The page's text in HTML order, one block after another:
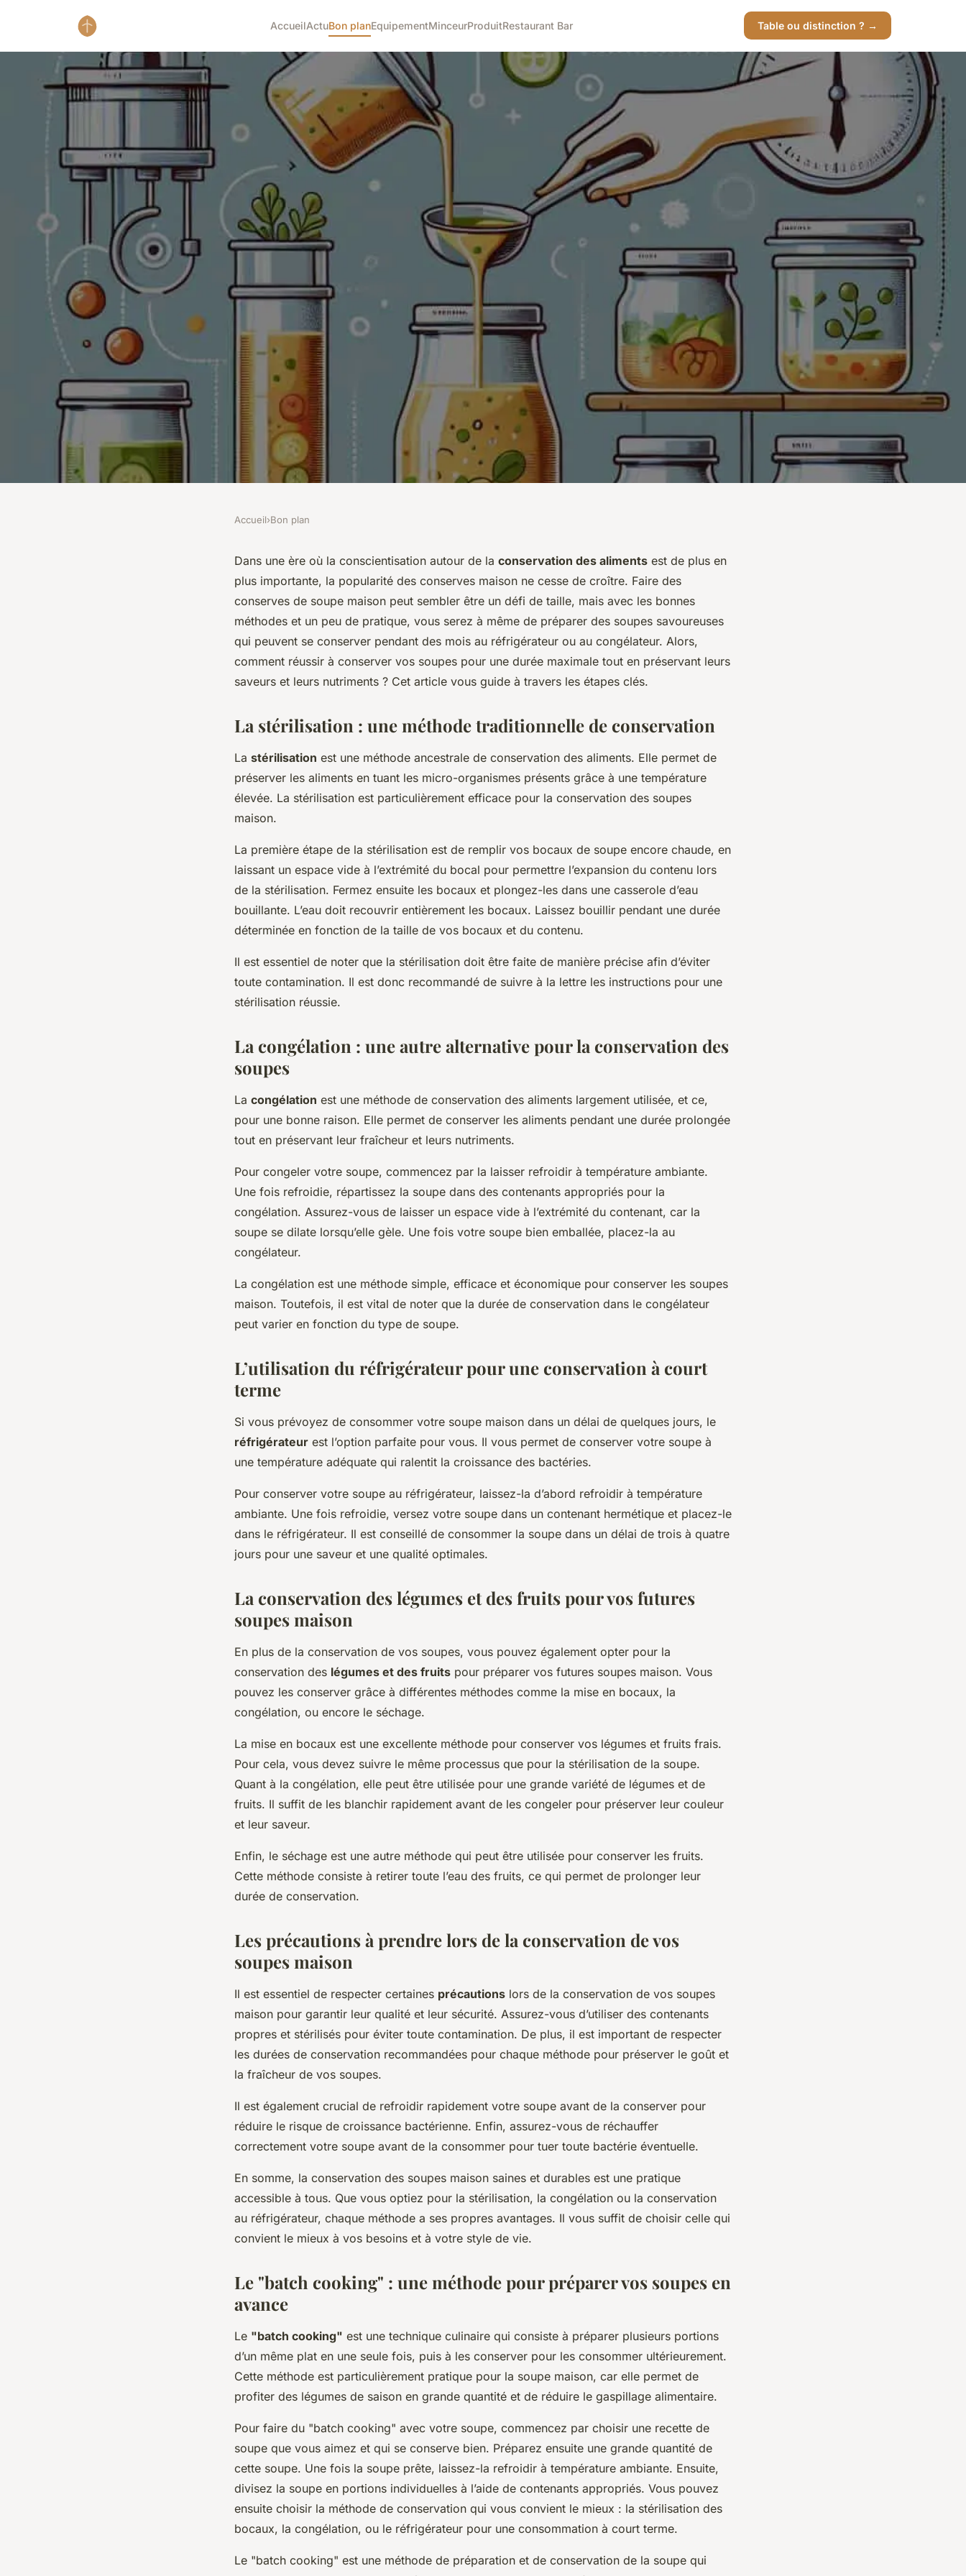
AccueilActuBon planEquipementMinceurProduitRestaurant Bar Table ou distinction ? →
Quelle méthode adopter pour faire des
conserves de soupe maison saines et
Accueil›Bon plan
Dans une ère où la conscientisation autour de la conservation des aliments est de plus en
plus importante, la popularité des conserves maison ne cesse de croître. Faire des
conserves de soupe maison peut sembler être un défi de taille, mais avec les bonnes
méthodes et un peu de pratique, vous serez à même de préparer des soupes savoureuses
qui peuvent se conserver pendant des mois au réfrigérateur ou au congélateur. Alors,
comment réussir à conserver vos soupes pour une durée maximale tout en préservant leurs
saveurs et leurs nutriments ? Cet article vous guide à travers les étapes clés.
La stérilisation : une méthode traditionnelle de conservation
La stérilisation est une méthode ancestrale de conservation des aliments. Elle permet de
préserver les aliments en tuant les micro-organismes présents grâce à une température
élevée. La stérilisation est particulièrement efficace pour la conservation des soupes
maison.
La première étape de la stérilisation est de remplir vos bocaux de soupe encore chaude, en
laissant un espace vide à l’extrémité du bocal pour permettre l’expansion du contenu lors
de la stérilisation. Fermez ensuite les bocaux et plongez-les dans une casserole d’eau
bouillante. L’eau doit recouvrir entièrement les bocaux. Laissez bouillir pendant une durée
déterminée en fonction de la taille de vos bocaux et du contenu.
Il est essentiel de noter que la stérilisation doit être faite de manière précise afin d’éviter
toute contamination. Il est donc recommandé de suivre à la lettre les instructions pour une
stérilisation réussie.
La congélation : une autre alternative pour la conservation des
soupes
La congélation est une méthode de conservation des aliments largement utilisée, et ce,
pour une bonne raison. Elle permet de conserver les aliments pendant une durée prolongée
tout en préservant leur fraîcheur et leurs nutriments.
Pour congeler votre soupe, commencez par la laisser refroidir à température ambiante.
Une fois refroidie, répartissez la soupe dans des contenants appropriés pour la
congélation. Assurez-vous de laisser un espace vide à l’extrémité du contenant, car la
soupe se dilate lorsqu’elle gèle. Une fois votre soupe bien emballée, placez-la au
congélateur.
La congélation est une méthode simple, efficace et économique pour conserver les soupes
maison. Toutefois, il est vital de noter que la durée de conservation dans le congélateur
peut varier en fonction du type de soupe.
L’utilisation du réfrigérateur pour une conservation à court
terme
Si vous prévoyez de consommer votre soupe maison dans un délai de quelques jours, le
réfrigérateur est l’option parfaite pour vous. Il vous permet de conserver votre soupe à
une température adéquate qui ralentit la croissance des bactéries.
Pour conserver votre soupe au réfrigérateur, laissez-la d’abord refroidir à température
ambiante. Une fois refroidie, versez votre soupe dans un contenant hermétique et placez-le
dans le réfrigérateur. Il est conseillé de consommer la soupe dans un délai de trois à quatre
jours pour une saveur et une qualité optimales.
La conservation des légumes et des fruits pour vos futures
soupes maison
En plus de la conservation de vos soupes, vous pouvez également opter pour la
conservation des légumes et des fruits pour préparer vos futures soupes maison. Vous
pouvez les conserver grâce à différentes méthodes comme la mise en bocaux, la
congélation, ou encore le séchage.
La mise en bocaux est une excellente méthode pour conserver vos légumes et fruits frais.
Pour cela, vous devez suivre le même processus que pour la stérilisation de la soupe.
Quant à la congélation, elle peut être utilisée pour une grande variété de légumes et de
fruits. Il suffit de les blanchir rapidement avant de les congeler pour préserver leur couleur
et leur saveur.
Enfin, le séchage est une autre méthode qui peut être utilisée pour conserver les fruits.
Cette méthode consiste à retirer toute l’eau des fruits, ce qui permet de prolonger leur
durée de conservation.
Les précautions à prendre lors de la conservation de vos
soupes maison
Il est essentiel de respecter certaines précautions lors de la conservation de vos soupes
maison pour garantir leur qualité et leur sécurité. Assurez-vous d’utiliser des contenants
propres et stérilisés pour éviter toute contamination. De plus, il est important de respecter
les durées de conservation recommandées pour chaque méthode pour préserver le goût et
la fraîcheur de vos soupes.
Il est également crucial de refroidir rapidement votre soupe avant de la conserver pour
réduire le risque de croissance bactérienne. Enfin, assurez-vous de réchauffer
correctement votre soupe avant de la consommer pour tuer toute bactérie éventuelle.
En somme, la conservation des soupes maison saines et durables est une pratique
accessible à tous. Que vous optiez pour la stérilisation, la congélation ou la conservation
au réfrigérateur, chaque méthode a ses propres avantages. Il vous suffit de choisir celle qui
convient le mieux à vos besoins et à votre style de vie.
Le "batch cooking" : une méthode pour préparer vos soupes en
avance
Le "batch cooking" est une technique culinaire qui consiste à préparer plusieurs portions
d’un même plat en une seule fois, puis à les conserver pour les consommer ultérieurement.
Cette méthode est particulièrement pratique pour la soupe maison, car elle permet de
profiter des légumes de saison en grande quantité et de réduire le gaspillage alimentaire.
Pour faire du "batch cooking" avec votre soupe, commencez par choisir une recette de
soupe que vous aimez et qui se conserve bien. Préparez ensuite une grande quantité de
cette soupe. Une fois la soupe prête, laissez-la refroidir à température ambiante. Ensuite,
divisez la soupe en portions individuelles à l’aide de contenants appropriés. Vous pouvez
ensuite choisir la méthode de conservation qui vous convient le mieux : la stérilisation des
bocaux, la congélation, ou le réfrigérateur pour une consommation à court terme.
Le "batch cooking" est une méthode de préparation et de conservation de la soupe qui